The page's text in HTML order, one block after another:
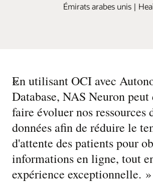
Émirats arabes unis |
«
En utilisant OCI avec
Database, NAS Neuron peut
faire évoluer nos ressources
données afin de réduire le
d'attente des patients pour
informations en ligne, tout
expérience exceptionnelle. »